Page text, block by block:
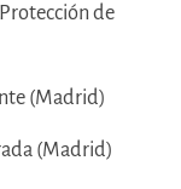
de
(Madrid)
(Madrid)